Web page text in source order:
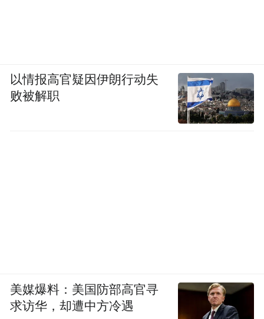
以情报高官疑因伊朗行动失
败被解职
美媒爆料：美国防部高官寻
求访华，却遭中方冷遇